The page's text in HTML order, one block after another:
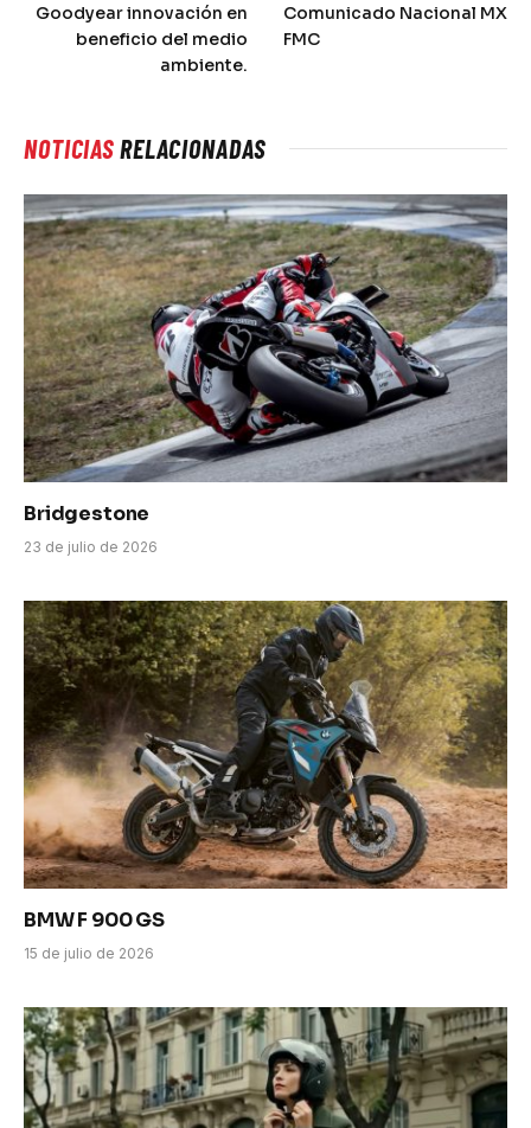
Goodyear innovación en
beneficio del medio
ambiente.
Comunicado Nacional MX
FMC
NOTICIASRELACIONADAS
Bridgestone
23 de julio de 2026
BMW F 900 GS
15 de julio de 2026